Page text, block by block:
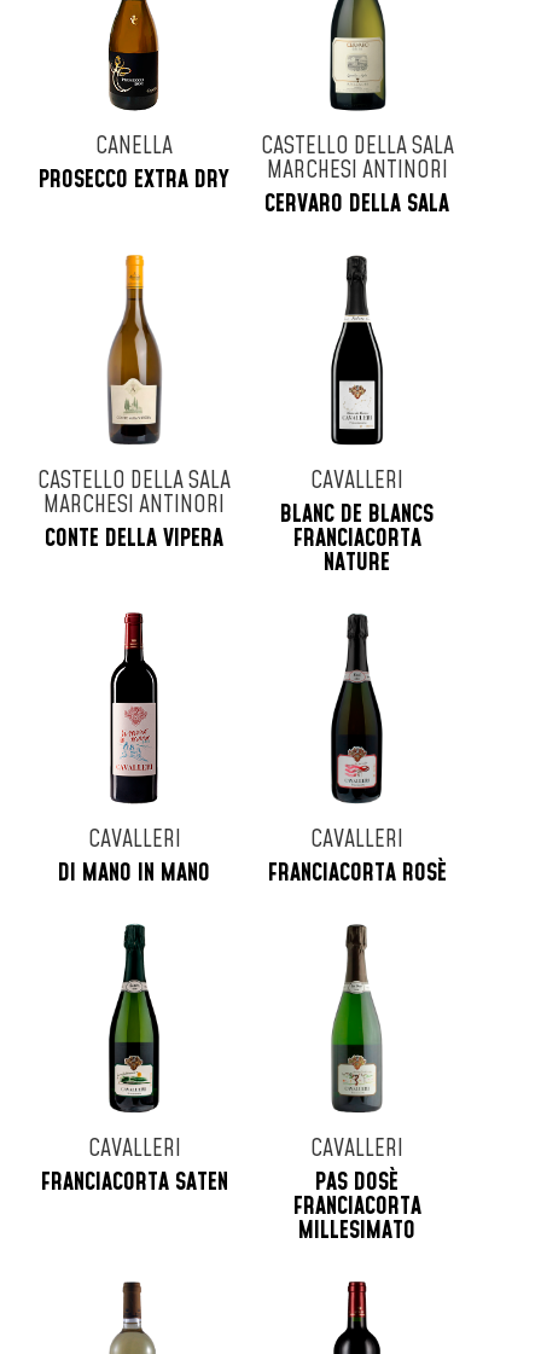
CANELLA
PROSECCO EXTRA DRY
CASTELLO DELLA SALA
MARCHESI ANTINORI
CERVARO DELLA SALA
CASTELLO DELLA SALA
MARCHESI ANTINORI
CONTE DELLA VIPERA
CAVALLERI
BLANC DE BLANCS
FRANCIACORTA
NATURE
CAVALLERI
DI MANO IN MANO
CAVALLERI
FRANCIACORTA ROSÈ
CAVALLERI
FRANCIACORTA SATEN
CAVALLERI
PAS DOSÈ
FRANCIACORTA
MILLESIMATO